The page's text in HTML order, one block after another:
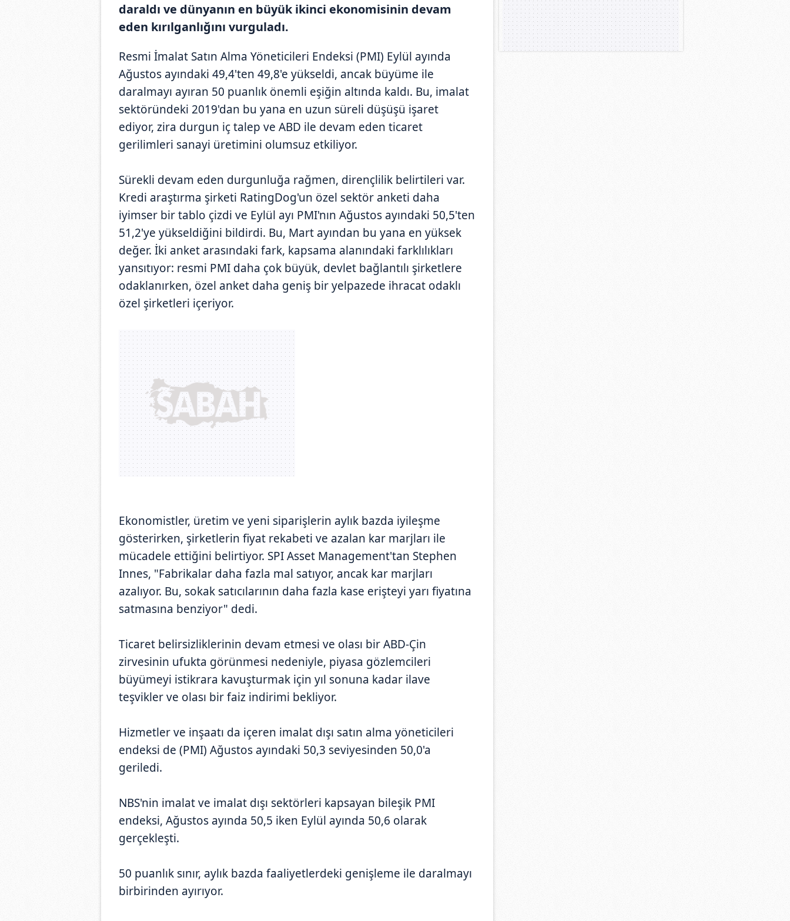
daraldı ve dünyanın en büyük ikinci ekonomisinin devam
eden kırılganlığını vurguladı.
Resmi İmalat Satın Alma Yöneticileri Endeksi (PMI) Eylül ayında
Ağustos ayındaki 49,4'ten 49,8'e yükseldi, ancak büyüme ile
daralmayı ayıran 50 puanlık önemli eşiğin altında kaldı. Bu, imalat
sektöründeki 2019'dan bu yana en uzun süreli düşüşü işaret
ediyor, zira durgun iç talep ve ABD ile devam eden ticaret
gerilimleri sanayi üretimini olumsuz etkiliyor.
Sürekli devam eden durgunluğa rağmen, dirençlilik belirtileri var.
Kredi araştırma şirketi RatingDog'un özel sektör anketi daha
iyimser bir tablo çizdi ve Eylül ayı PMI'nın Ağustos ayındaki 50,5'ten
51,2'ye yükseldiğini bildirdi. Bu, Mart ayından bu yana en yüksek
değer. İki anket arasındaki fark, kapsama alanındaki farklılıkları
yansıtıyor: resmi PMI daha çok büyük, devlet bağlantılı şirketlere
odaklanırken, özel anket daha geniş bir yelpazede ihracat odaklı
özel şirketleri içeriyor.
Ekonomistler, üretim ve yeni siparişlerin aylık bazda iyileşme
gösterirken, şirketlerin fiyat rekabeti ve azalan kar marjları ile
mücadele ettiğini belirtiyor. SPI Asset Management'tan Stephen
Innes, "Fabrikalar daha fazla mal satıyor, ancak kar marjları
azalıyor. Bu, sokak satıcılarının daha fazla kase erişteyi yarı fiyatına
satmasına benziyor" dedi.
Ticaret belirsizliklerinin devam etmesi ve olası bir ABD-Çin
zirvesinin ufukta görünmesi nedeniyle, piyasa gözlemcileri
büyümeyi istikrara kavuşturmak için yıl sonuna kadar ilave
teşvikler ve olası bir faiz indirimi bekliyor.
Hizmetler ve inşaatı da içeren imalat dışı satın alma yöneticileri
endeksi de (PMI) Ağustos ayındaki 50,3 seviyesinden 50,0'a
geriledi.
NBS'nin imalat ve imalat dışı sektörleri kapsayan bileşik PMI
endeksi, Ağustos ayında 50,5 iken Eylül ayında 50,6 olarak
gerçekleşti.
50 puanlık sınır, aylık bazda faaliyetlerdeki genişleme ile daralmayı
birbirinden ayırıyor.